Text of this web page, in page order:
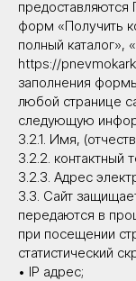
предоставляются
форм «Получить
полный каталог»,
https://
заполнения
любой странице
следующую
3.2.1. Имя,
3.2.2. контактный
3.2.3. Адрес
3.3. Сайт
передаются в
при посещении
статистический
• IP адрес;